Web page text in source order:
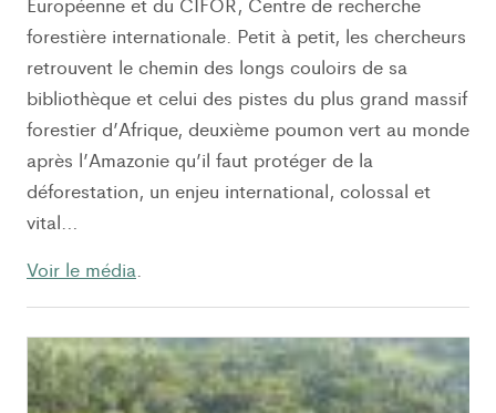
forestière internationale. Petit à petit, les chercheurs
retrouvent le chemin des longs couloirs de sa
bibliothèque et celui des pistes du plus grand massif
forestier d’Afrique, deuxième poumon vert au monde
après l’Amazonie qu’il faut protéger de la
déforestation, un enjeu international, colossal et
vital…
Voir le média.